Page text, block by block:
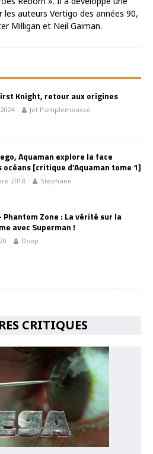
auteurs Vertigo des années 90,
Milligan et Neil Gaiman.
Knight, retour aux origines
Jet Pamplemousse
Aquaman explore la face
océans [critique d’Aquaman tome 1]
2018 Stéphane
Phantom Zone : La vérité sur la
avec Superman !
Doop
CRITIQUES